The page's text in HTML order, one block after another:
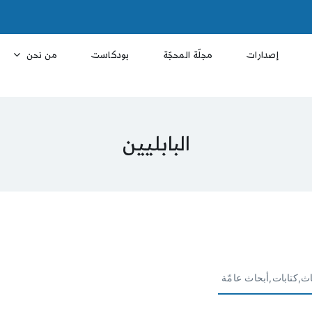
إصدارات مجلّة المحجّة بودكاست من نحن
البابليين
عامّة